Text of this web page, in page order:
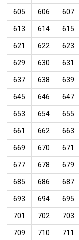
605 606 607
613 614 615
621 622 623
629 630 631
637 638 639
645 646 647
653 654 655
661 662 663
669 670 671
677 678 679
685 686 687
693 694 695
701 702 703
709 710 711